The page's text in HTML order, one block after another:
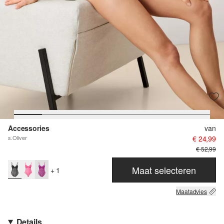
Accessories
s.Oliver
van
€ 24,99
€ 52,99
+ 1 Maat selecteren
Maatadvies